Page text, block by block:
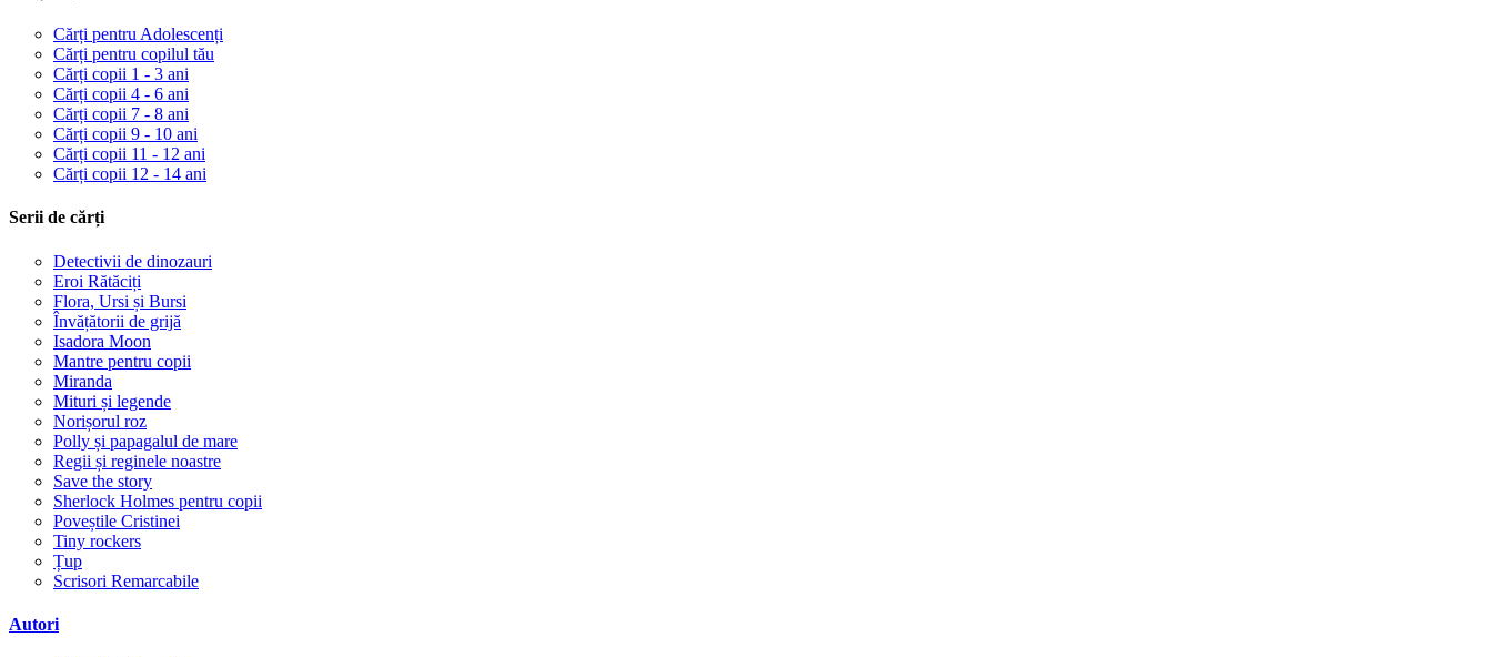
Cărți pentru Adolescenți
Cărți pentru copilul tău
Cărți copii 1 - 3 ani
Cărți copii 4 - 6 ani
Cărți copii 7 - 8 ani
Cărți copii 9 - 10 ani
Cărți copii 11 - 12 ani
Cărți copii 12 - 14 ani
Serii de cărți
Detectivii de dinozauri
Eroi Rătăciți
Flora, Ursi și Bursi
Învățătorii de grijă
Isadora Moon
Mantre pentru copii
Miranda
Mituri și legende
Norișorul roz
Polly și papagalul de mare
Regii și reginele noastre
Save the story
Sherlock Holmes pentru copii
Poveștile Cristinei
Tiny rockers
Țup
Scrisori Remarcabile
Autori